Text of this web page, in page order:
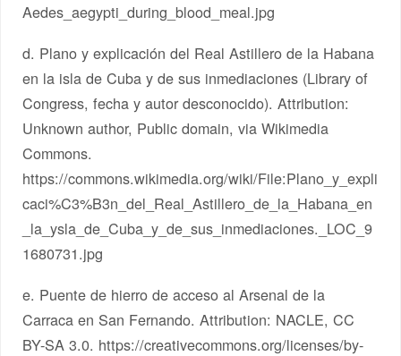
Aedes_aegypti_during_blood_meal.jpg
d. Plano y explicación del Real Astillero de la Habana
en la isla de Cuba y de sus inmediaciones (Library of
Congress, fecha y autor desconocido). Attribution:
Unknown author, Public domain, via Wikimedia
Commons.
https://commons.wikimedia.org/wiki/File:Plano_y_expli
caci%C3%B3n_del_Real_Astillero_de_la_Habana_en
_la_ysla_de_Cuba_y_de_sus_inmediaciones._LOC_9
1680731.jpg
e. Puente de hierro de acceso al Arsenal de la
Carraca en San Fernando. Attribution: NACLE, CC
BY-SA 3.0. https://creativecommons.org/licenses/by-